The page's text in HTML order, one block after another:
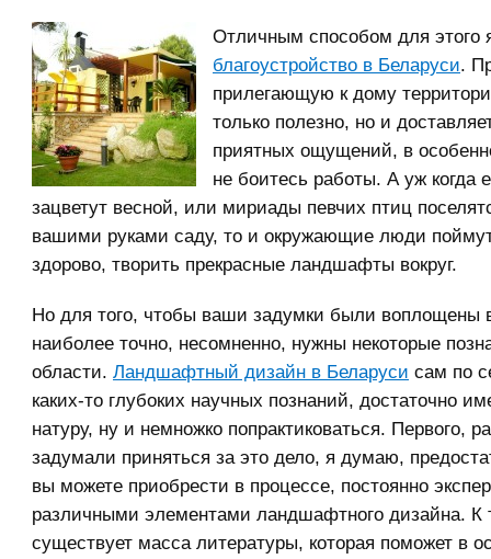
Отличным способом для этого
благоустройство в Беларуси.
прилегающую к дому
только полезно, но и
приятных ощущений, в
не боитесь работы. А уж когда
зацветут весной, или мириады певчих птиц
вашими руками саду, то и окружающие люди поймут
здорово, творить прекрасные ландшафты вокруг.
Но для того, чтобы ваши задумки были воплощены
наиболее точно, несомненно, нужны некоторые
области. Ландшафтный дизайн в Беларуси сам по
каких-то глубоких научных познаний, достаточно
натуру, ну и немножко попрактиковаться. Первого,
задумали приняться за это дело, я думаю,
вы можете приобрести в процессе, постоянно
различными элементами ландшафтного дизайна. К
существует масса литературы, которая поможет в